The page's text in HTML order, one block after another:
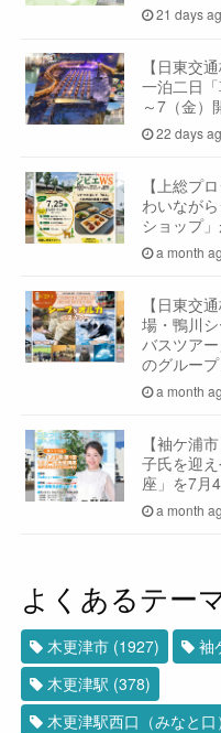
21 days
【日東交
一泊二日
～7（金）
22 days
【上総プ
わいなが
ショップ
a month
【日東交
場・鴨川
バスツア
のグループ
a month
【袖ケ浦
子氏を迎
座」を7月
a month
よくあるテー
木更津市 (1927) 袖
木更津駅 (378)
木更津駅西口（みなと口